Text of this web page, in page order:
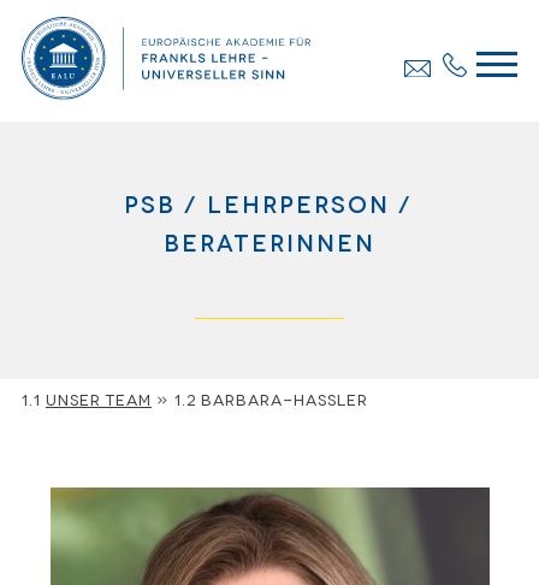
psb
lehrperson
beraterinnen
Unser Team » barbara-hassler